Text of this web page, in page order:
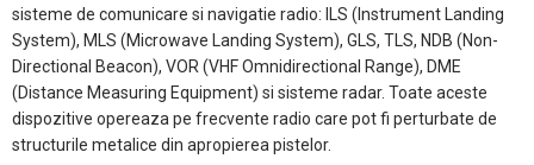
sisteme de comunicare si navigatie radio: ILS (Instrument Landing
System), MLS (Microwave Landing System), GLS, TLS, NDB (Non-
Directional Beacon), VOR (VHF Omnidirectional Range), DME
(Distance Measuring Equipment) si sisteme radar. Toate aceste
dispozitive opereaza pe frecvente radio care pot fi perturbate de
structurile metalice din apropierea pistelor.